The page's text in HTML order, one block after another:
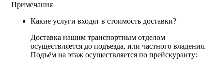
Примечания
Какие услуги входят в стоимость доставки?
Доставка нашим транспортным отделом
осуществляется до подъезда, или частного владения.
Подъём на этаж осуществляется по прейскуранту: